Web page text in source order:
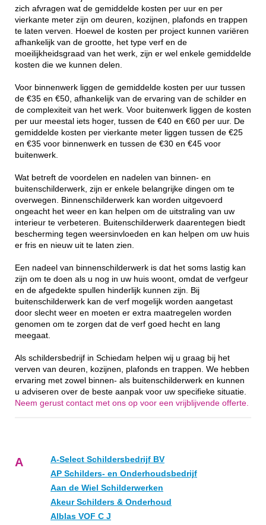
zich afvragen wat de gemiddelde kosten per uur en per
vierkante meter zijn om deuren, kozijnen, plafonds en trappen
te laten verven. Hoewel de kosten per project kunnen variëren
afhankelijk van de grootte, het type verf en de
moeilijkheidsgraad van het werk, zijn er wel enkele gemiddelde
kosten die we kunnen delen.
Voor binnenwerk liggen de gemiddelde kosten per uur tussen
de €35 en €50, afhankelijk van de ervaring van de schilder en
de complexiteit van het werk. Voor buitenwerk liggen de kosten
per uur meestal iets hoger, tussen de €40 en €60 per uur. De
gemiddelde kosten per vierkante meter liggen tussen de €25
en €35 voor binnenwerk en tussen de €30 en €45 voor
buitenwerk.
Wat betreft de voordelen en nadelen van binnen- en
buitenschilderwerk, zijn er enkele belangrijke dingen om te
overwegen. Binnenschilderwerk kan worden uitgevoerd
ongeacht het weer en kan helpen om de uitstraling van uw
interieur te verbeteren. Buitenschilderwerk daarentegen biedt
bescherming tegen weersinvloeden en kan helpen om uw huis
er fris en nieuw uit te laten zien.
Een nadeel van binnenschilderwerk is dat het soms lastig kan
zijn om te doen als u nog in uw huis woont, omdat de verfgeur
en de afgedekte spullen hinderlijk kunnen zijn. Bij
buitenschilderwerk kan de verf mogelijk worden aangetast
door slecht weer en moeten er extra maatregelen worden
genomen om te zorgen dat de verf goed hecht en lang
meegaat.
Als schildersbedrijf in Schiedam helpen wij u graag bij het
verven van deuren, kozijnen, plafonds en trappen. We hebben
ervaring met zowel binnen- als buitenschilderwerk en kunnen
u adviseren over de beste aanpak voor uw specifieke situatie.
Neem gerust contact met ons op voor een vrijblijvende offerte.
A
A-Select Schildersbedrijf BV
AP Schilders- en Onderhoudsbedrijf
Aan de Wiel Schilderwerken
Akeur Schilders & Onderhoud
Alblas VOF C J